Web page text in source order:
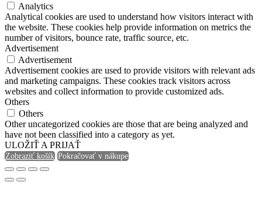
Analytics
Analytical cookies are used to understand how visitors interact with
the website. These cookies help provide information on metrics the
number of visitors, bounce rate, traffic source, etc.
Advertisement
Advertisement
Advertisement cookies are used to provide visitors with relevant ads
and marketing campaigns. These cookies track visitors across
websites and collect information to provide customized ads.
Others
Others
Other uncategorized cookies are those that are being analyzed and
have not been classified into a category as yet.
ULOŽIŤ A PRIJAŤ
Zobraziť košík Pokračovať v nákupe